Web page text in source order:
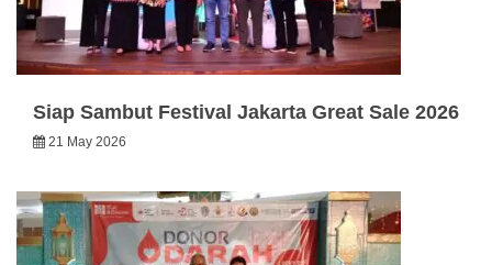
Siap Sambut Festival Jakarta Great Sale 2026
21 May 2026